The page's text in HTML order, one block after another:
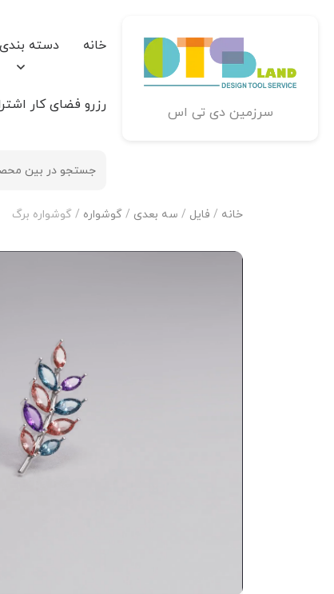
سرزمین دی تی اس
خانه دسته
رزرو فضای کار
خانه / فایل / سه بعدی / گوشواره / گوشواره برگ